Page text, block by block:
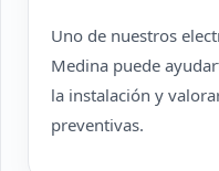
Uno de nuestros
Medina puede
la instalación y
preventivas.